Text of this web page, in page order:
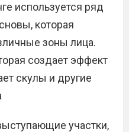
используется ряд
которая
зоны лица.
создает эффект
скулы и другие
участки,